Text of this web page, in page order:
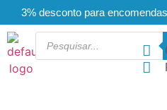
3% desconto para